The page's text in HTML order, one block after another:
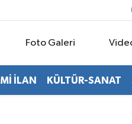
Foto Galeri
İLAN KÜLTÜR-SANAT